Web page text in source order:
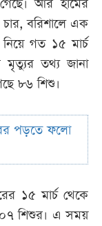
আর হামের
চার, বরিশালে এক
গত ১৫ মার্চ
মৃত্যুর তথ্য জানা
৮৬ শিশু।
পড়তে ফলো
১৫ মার্চ থেকে
শিশুর। এ সময়